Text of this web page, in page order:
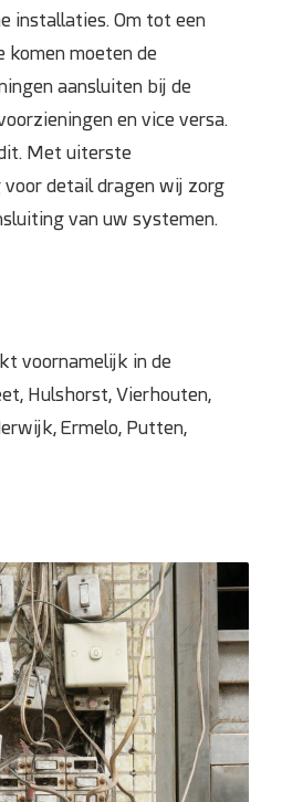
installaties. Om tot een
moeten de
aansluiten bij de
en vice versa.
Met uiterste
detail dragen wij zorg
van uw systemen.
voornamelijk in de
Hulshorst, Vierhouten,
Ermelo, Putten,